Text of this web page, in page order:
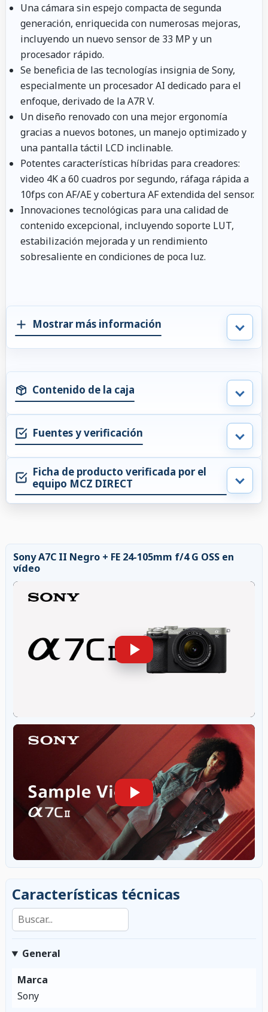
Una cámara sin espejo compacta de segunda
generación, enriquecida con numerosas mejoras,
incluyendo un nuevo sensor de 33 MP y un
procesador rápido.
Se beneficia de las tecnologías insignia de Sony,
especialmente un procesador AI dedicado para el
enfoque, derivado de la A7R V.
Un diseño renovado con una mejor ergonomía
gracias a nuevos botones, un manejo optimizado y
una pantalla táctil LCD inclinable.
Potentes características híbridas para creadores:
video 4K a 60 cuadros por segundo, ráfaga rápida a
10fps con AF/AE y cobertura AF extendida del sensor.
Innovaciones tecnológicas para una calidad de
contenido excepcional, incluyendo soporte LUT,
estabilización mejorada y un rendimiento
sobresaliente en condiciones de poca luz.
Mostrar más información
Contenido de la caja
Fuentes y verificación
Ficha de producto verificada por el
equipo MCZ DIRECT
Sony A7C II Negro + FE 24-105mm f/4 G OSS en
vídeo
Características técnicas
Buscar en las características
General
Marca
Sony